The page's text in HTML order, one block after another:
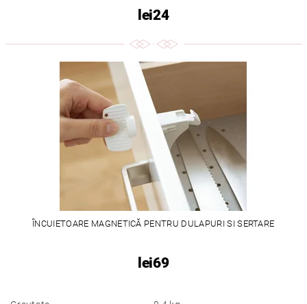
lei24
ÎNCUIETOARE MAGNETICĂ PENTRU DULAPURI SI SERTARE
lei69